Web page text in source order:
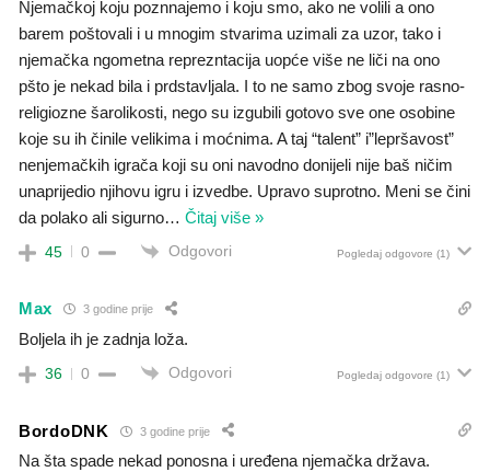
Njemačkoj koju poznnajemo i koju smo, ako ne volili a ono
barem poštovali i u mnogim stvarima uzimali za uzor, tako i
njemačka ngometna reprezntacija uopće više ne liči na ono
pšto je nekad bila i prdstavljala. I to ne samo zbog svoje rasno-
religiozne šarolikosti, nego su izgubili gotovo sve one osobine
koje su ih činile velikima i moćnima. A taj “talent” i”lepršavost”
nenjemačkih igrača koji su oni navodno donijeli nije baš ničim
unaprijedio njihovu igru i izvedbe. Upravo suprotno. Meni se čini
da polako ali sigurno… Čitaj više »
45 0 Odgovori Pogledaj odgovore (1)
Max 3 godine prije
Boljela ih je zadnja loža.
36 0 Odgovori Pogledaj odgovore (1)
BordoDNK 3 godine prije
Na šta spade nekad ponosna i uređena njemačka država.